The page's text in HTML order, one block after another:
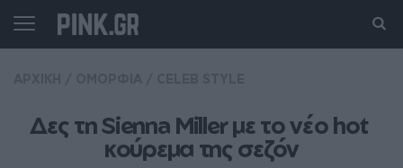
Δες τη Sienna Miller με το νέο hot
κούρεμα της σεζόν